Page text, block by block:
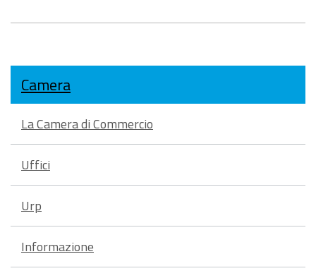
Camera
La Camera di Commercio
Uffici
Urp
Informazione